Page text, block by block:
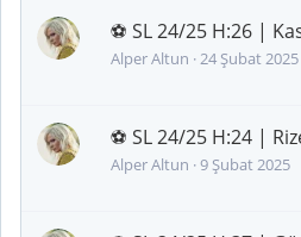
⚽ SL 24/25 H:26 |
Alper Altun 24 Şubat 2025
⚽ SL 24/25 H:24 |
Alper Altun 9 Şubat 2025